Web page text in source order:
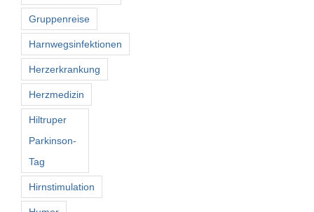
Gruppenreise
Harnwegsinfektionen
Herzerkrankung
Herzmedizin
Hiltruper
Parkinson-
Tag
Hirnstimulation